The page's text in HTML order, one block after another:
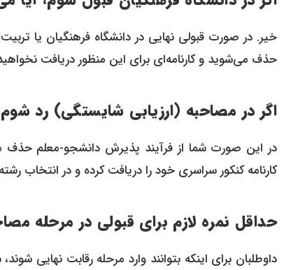
خیر. در صورت قبولی نهایی در دانشگاه فرهنگیان یا
حذف می‌شوید و کارنامه‌ای برای این منظور دریافت
اگر در مصاحبه (ارزیابی شایستگی) رد
در این صورت شما از فرآیند پذیرش دانشجو-معلم حذف
کارنامه کنکور سراسری خود را دریافت کرده و در انتخاب
حداقل نمره لازم برای قبولی در مرحله